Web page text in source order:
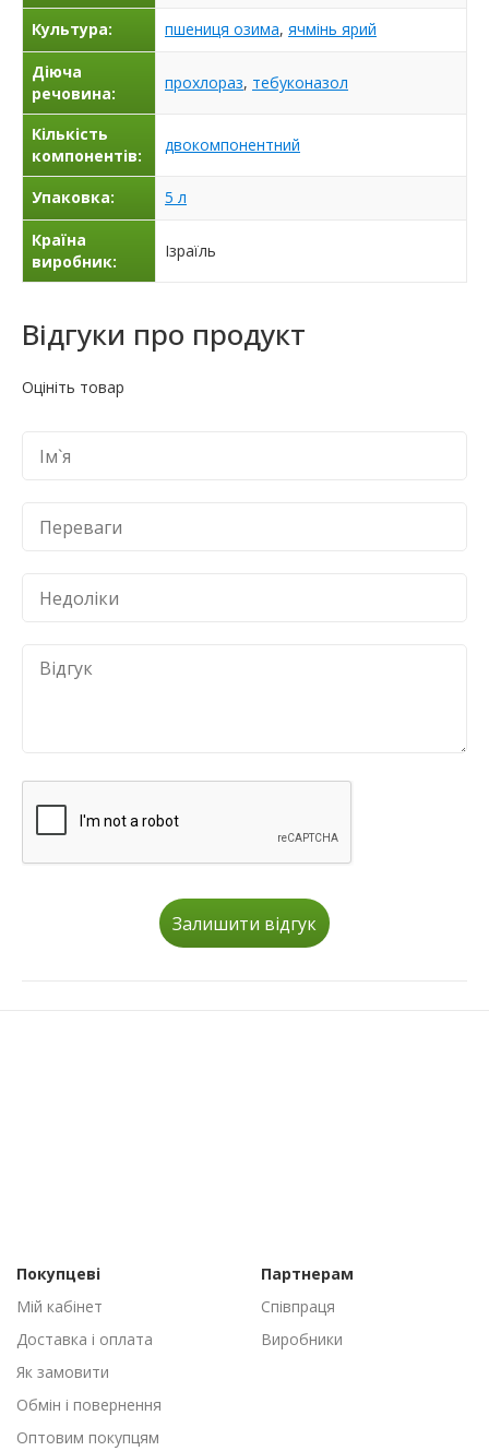
Культура:
пшениця озима, ячмінь ярий
Діюча
речовина:
прохлораз, тебуконазол
Кількість
компонентів:
двокомпонентний
Упаковка: 5 л
Країна
виробник:
Ізраїль
Відгуки про продукт
Оцініть товар
Залишити відгук
Покупцеві
Мій кабінет
Доставка і оплата
Як замовити
Обмін і повернення
Оптовим покупцям
Партнерам
Співпраця
Виробники